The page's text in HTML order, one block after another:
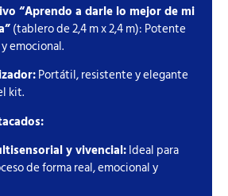
“Aprendo a darle lo mejor de mi
(tablero de 2,4 m x 2,4 m): Potente
emocional.
Portátil, resistente y elegante
kit.
y vivencial:Ideal para
de forma real, emocional y